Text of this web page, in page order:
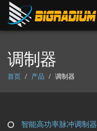
调制器
首页 产品 调制器
智能高功率脉冲调制器